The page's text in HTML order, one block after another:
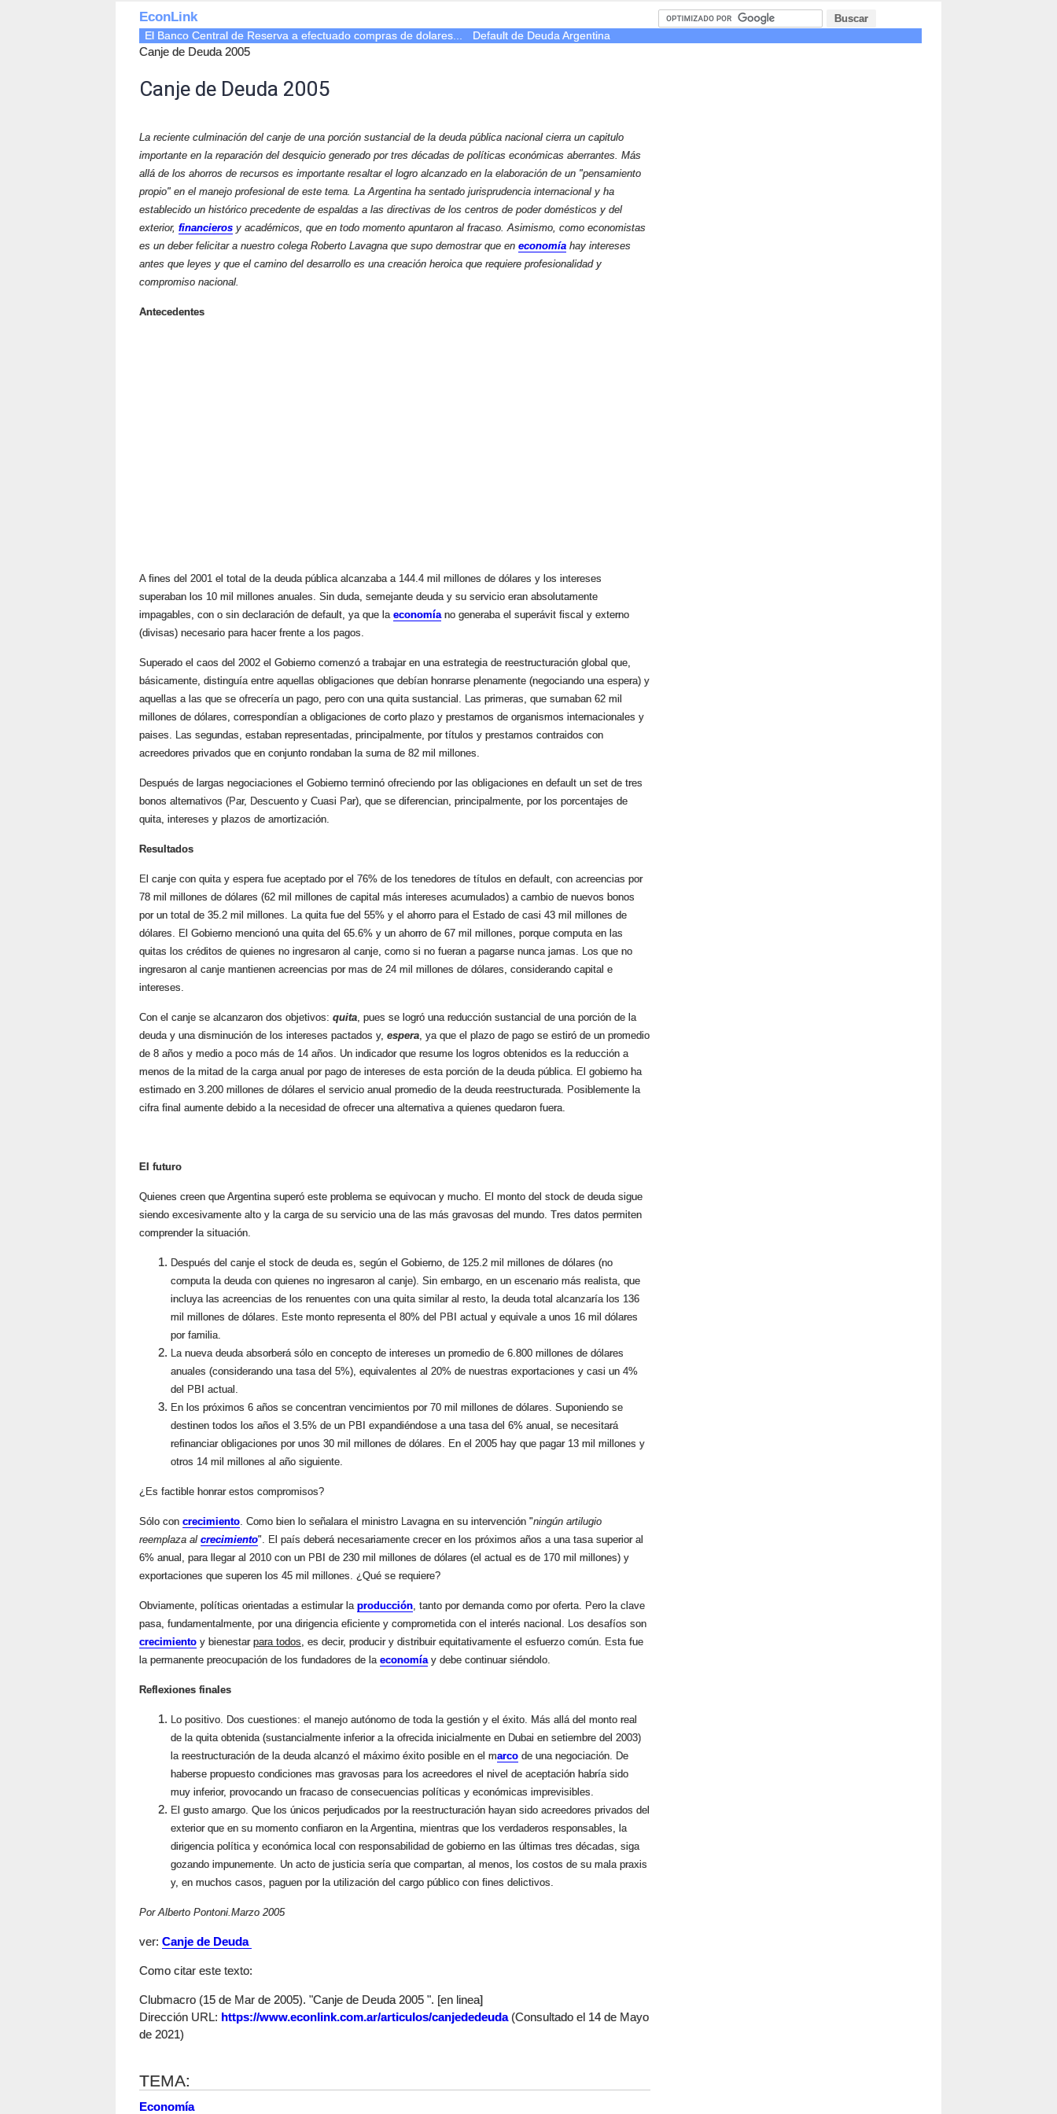
EconLink
El Banco Central de Reserva a efectuado compras de dolares... Default de Deuda Argentina
Canje de Deuda 2005
Canje de Deuda 2005
La reciente culminación del canje de una porción sustancial de la deuda pública nacional cierra un capitulo
importante en la reparación del desquicio generado por tres décadas de políticas económicas aberrantes. Más
allá de los ahorros de recursos es importante resaltar el logro alcanzado en la elaboración de un "pensamiento
propio" en el manejo profesional de este tema. La Argentina ha sentado jurisprudencia internacional y ha
establecido un histórico precedente de espaldas a las directivas de los centros de poder domésticos y del
exterior, financieros y académicos, que en todo momento apuntaron al fracaso. Asimismo, como economistas
es un deber felicitar a nuestro colega Roberto Lavagna que supo demostrar que en economía hay intereses
antes que leyes y que el camino del desarrollo es una creación heroica que requiere profesionalidad y
compromiso nacional.
Antecedentes
A fines del 2001 el total de la deuda pública alcanzaba a 144.4 mil millones de dólares y los intereses
superaban los 10 mil millones anuales. Sin duda, semejante deuda y su servicio eran absolutamente
impagables, con o sin declaración de default, ya que la economíano generaba el superávit fiscal y externo
(divisas) necesario para hacer frente a los pagos.
Superado el caos del 2002 el Gobierno comenzó a trabajar en una estrategia de reestructuración global que,
básicamente, distinguía entre aquellas obligaciones que debían honrarse plenamente (negociando una espera) y
aquellas a las que se ofrecería un pago, pero con una quita sustancial. Las primeras, que sumaban 62 mil
millones de dólares, correspondían a obligaciones de corto plazo y prestamos de organismos internacionales y
paises. Las segundas, estaban representadas, principalmente, por títulos y prestamos contraidos con
acreedores privados que en conjunto rondaban la suma de 82 mil millones.
Después de largas negociaciones el Gobierno terminó ofreciendo por las obligaciones en default un set de tres
bonos alternativos (Par, Descuento y Cuasi Par), que se diferencian, principalmente, por los porcentajes de
quita, intereses y plazos de amortización.
Resultados
El canje con quita y espera fue aceptado por el 76% de los tenedores de títulos en default, con acreencias por
78 mil millones de dólares (62 mil millones de capital más intereses acumulados) a cambio de nuevos bonos
por un total de 35.2 mil millones. La quita fue del 55% y el ahorro para el Estado de casi 43 mil millones de
dólares. El Gobierno mencionó una quita del 65.6% y un ahorro de 67 mil millones, porque computa en las
quitas los créditos de quienes no ingresaron al canje, como si no fueran a pagarse nunca jamas. Los que no
ingresaron al canje mantienen acreencias por mas de 24 mil millones de dólares, considerando capital e
intereses.
Con el canje se alcanzaron dos objetivos: quita, pues se logró una reducción sustancial de una porción de la
deuda y una disminución de los intereses pactados y, espera, ya que el plazo de pago se estiró de un promedio
de 8 años y medio a poco más de 14 años. Un indicador que resume los logros obtenidos es la reducción a
menos de la mitad de la carga anual por pago de intereses de esta porción de la deuda pública. El gobierno ha
estimado en 3.200 millones de dólares el servicio anual promedio de la deuda reestructurada. Posiblemente la
cifra final aumente debido a la necesidad de ofrecer una alternativaa quienes quedaron fuera.
El futuro
Quienes creen que Argentina superó este problema se equivocan y mucho. El monto del stock de deuda sigue
siendo excesivamente alto y la carga de su servicio una de las más gravosas del mundo. Tres datos permiten
comprender la situación.
Después del canje el stock de deuda es, según el Gobierno, de 125.2 mil millones de dólares (no
computa la deuda con quienes no ingresaron al canje). Sin embargo, en un escenario más realista, que
incluya las acreencias de los renuentes con una quita similar al resto, la deuda total alcanzaría los 136
mil millones de dólares. Este monto representa el 80% del PBI actual y equivale a unos 16 mil dólares
por familia.
La nueva deuda absorberá sólo en concepto de intereses un promedio de 6.800 millones de dólares
anuales (considerando una tasa del 5%), equivalentes al 20% de nuestras exportaciones y casi un 4%
del PBI actual.
En los próximos 6 años se concentran vencimientos por 70 mil millones de dólares. Suponiendo se
destinen todos los años el 3.5% de un PBI expandiéndose a una tasa del 6% anual, se necesitará
refinanciar obligaciones por unos 30 mil millones de dólares. En el 2005 hay que pagar 13 mil millones y
otros 14 mil millones al año siguiente.
¿Es factible honrar estos compromisos?
Sólo con crecimiento. Como bien lo señalara el ministro Lavagnaen su intervención "ningún artilugio
reemplaza al crecimiento". El país deberá necesariamente crecer en los próximos años a una tasa superior al
6% anual, para llegar al 2010 con un PBI de 230 mil millones de dólares (el actual es de 170 mil millones) y
exportaciones que superen los 45 mil millones. ¿Qué se requiere?
Obviamente, políticas orientadas a estimular la producción, tanto por demanda como por oferta. Pero la clave
pasa, fundamentalmente, por una dirigencia eficiente y comprometida con el interés nacional. Los desafíos son
crecimiento y bienestar para todos, es decir, producir y distribuir equitativamente el esfuerzo común. Esta fue
la permanente preocupación de los fundadores de la economíay debe continuar siéndolo.
Reflexiones finales
Lo positivo. Dos cuestiones: el manejo autónomo de toda la gestión y el éxito. Más allá del monto real
de la quita obtenida (sustancialmente inferior a la ofrecida inicialmente en Dubai en setiembre del 2003)
la reestructuración de la deuda alcanzó el máximo éxito posible en el marco de una negociación. De
haberse propuesto condiciones mas gravosas para los acreedores el nivel de aceptación habría sido
muy inferior, provocando un fracaso de consecuencias políticas y económicas imprevisibles.
El gusto amargo. Que los únicos perjudicados por la reestructuración hayan sido acreedores privados del
exterior que en su momento confiaron en la Argentina, mientras que los verdaderos responsables, la
dirigencia política y económica local con responsabilidad de gobierno en las últimas tres décadas, siga
gozando impunemente. Un acto de justicia sería que compartan, al menos, los costos de su mala praxis
y, en muchos casos, paguen por la utilización del cargo público con fines delictivos.
Por Alberto Pontoni.Marzo 2005
ver: Canje de Deuda
Como citar este texto:
Clubmacro (15 de Mar de 2005). "Canje de Deuda 2005 ". [en linea]
Dirección URL: https://www.econlink.com.ar/articulos/canjededeuda(Consultado el 14 de Mayo
de 2021)
TEMA:
Economía